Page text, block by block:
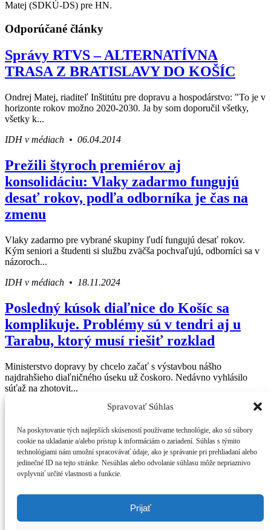
Spravovať Súhlas
Na poskytovanie tých najlepších skúseností používame technológie, ako sú súbory
cookie na ukladanie a/alebo prístup k informáciám o zariadení. Súhlas s týmito
technológiami nám umožní spracovávať údaje, ako je správanie pri prehliadaní alebo
jedinečné ID na tejto stránke. Nesúhlas alebo odvolanie súhlasu môže nepriaznivo
ovplyvniť určité vlastnosti a funkcie.
Prijať
Matej (SDKÚ-DS) pre HN.
Odporúčané články
Správy RTVS – ALTERNATÍVNA
TRASA Z BRATISLAVY DO KOŠÍC
Ondrej Matej, riaditeľ Inštitútu pre dopravu a hospodárstvo: "To je v
horizonte rokov možno 2020‑2030. Ja by som doporučil všetky,
všetky k...
IDH v médiach • 06.04.2014
Prežili štyroch premiérov aj
konsolidáciu: Vlaky zadarmo fungujú
desať rokov, podľa odborníka je čas na
zmenu
Vlaky zadarmo pre vybrané skupiny ľudí fungujú desať rokov.
Kým seniori a študenti si službu zväčša pochvaľujú, odborníci sa v
názoroch...
IDH v médiach • 18.11.2024
Posledný kúsok diaľnice do Košíc sa
komplikuje. Problémy sú v tendri aj u
Tarabu, ktorý musí riešiť rozklad
Ministerstvo dopravy by chcelo začať s výstavbou nášho
najdrahšieho diaľničného úseku už čoskoro. Nedávno vyhlásilo
súťaž na zhotovit...
IDH v médiach • 29.08.2024
Váš sprievodca svetom infraštruktúry a
ekonomiky
Press Centrum
IDH v médiach
Tlačové správy
Blog
Press
Kto sme